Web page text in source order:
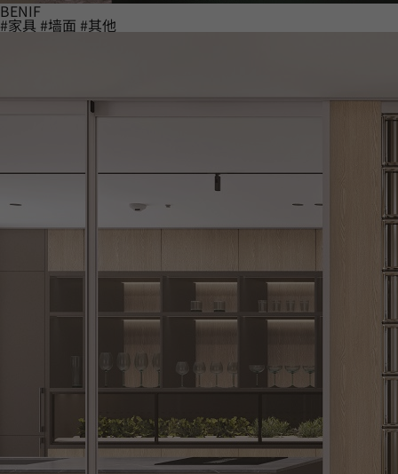
BENIF
#家具 #墙面 #其他